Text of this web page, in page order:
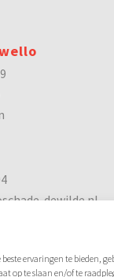
beste ervaringen te bieden,
op te slaan en/of te
dewilde.nl